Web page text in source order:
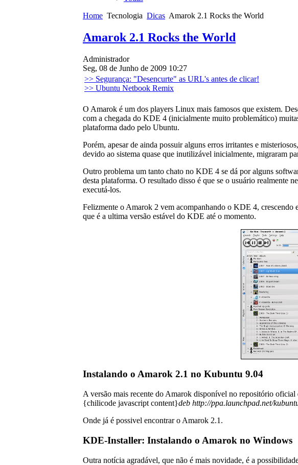
Home Tecnologia Dicas Amarok 2.1 Rocks the World
Amarok 2.1 Rocks the World
Administrador
Seg, 08 de Junho de 2009 10:27
>> Segurança: "Desencurte" as URL's antes de clicar!
>> Ubuntu Netbook Remix
O Amarok é um dos players Linux mais famosos que existem.
com a chegada do KDE 4 (inicialmente muito problemático)
plataforma dado pelo Ubuntu.
Porém, apesar de ainda possuir alguns erros irritantes e
devido ao sistema quase que inutilizável inicialmente, migraram
Outro problema um tanto chato no KDE 4 se dá por alguns
desta plataforma. O resultado disso é que se o usuário realmente
executá-los.
Felizmente o Amarok 2 vem acompanhando o KDE 4,
que é a ultima versão estável do KDE até o momento.
Instalando o Amarok 2.1 no Kubuntu 9.04
A versão mais recente do Amarok disponível no repositório
{chilicode javascript content}deb http://ppa.launchpad.net/
Onde já é possivel encontrar o Amarok 2.1.
KDE-Installer: Instalando o Amarok no Windows
Outra notícia agradável, que não é mais novidade, é a